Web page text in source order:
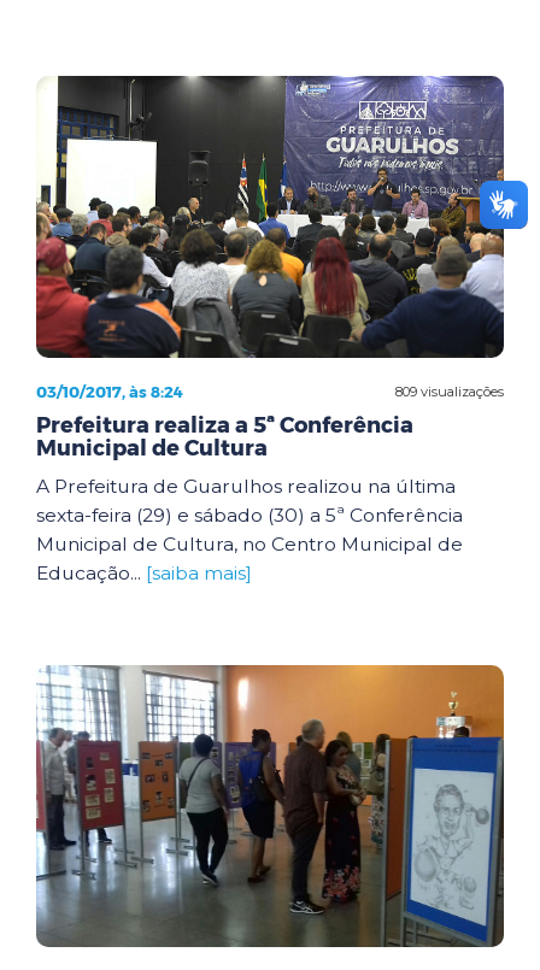
809 visualizações
03/10/2017, às 8:24
Prefeitura realiza a 5ª Conferência
Municipal de Cultura
A Prefeitura de Guarulhos realizou na última
sexta-feira (29) e sábado (30) a 5ª Conferência
Municipal de Cultura, no Centro Municipal de
Educação... [saiba mais]